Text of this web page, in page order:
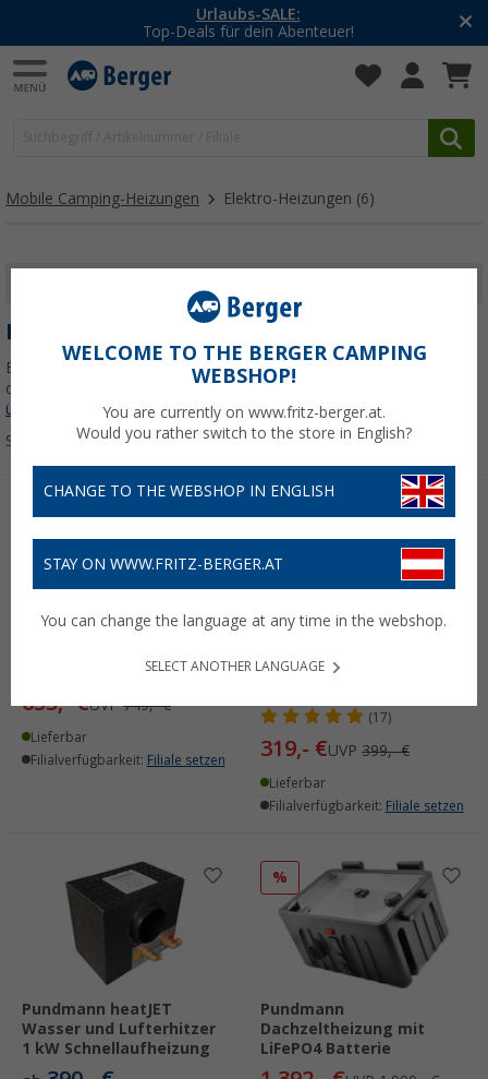
Urlaubs-SALE:
Top-Deals für dein Abenteuer!
Mobile Camping-Heizungen Elektro-Heizungen (6)
ELEKTRO-HEIZUNGEN
Entdecke leistungsstarke Elektroheizungen für Zelt, Wohnmobil
oder Vorzelt – effizient, mobil und sofort einsatzbereit.
über unsere KategorieElektro-Heizungenerfahren...
Sortieren:
%
Elektroheizung 230 V
655,- €UVP749,- €
Lieferbar
Filialverfügbarkeit: Filiale setzen
%
Zusatzheizung für S 3004
(17)
319,- €UVP 399,- €
Lieferbar
Filialverfügbarkeit: Filiale setzen
Pundmann heatJET
Wasser und Lufterhitzer
1 kW Schnellaufheizung
%
Pundmann
Dachzeltheizung mit
LiFePO4 Batterie
WELCOME TO THE BERGER CAMPING
WEBSHOP!
You are currently on www.fritz-berger.at.
Would you rather switch to the store in English?
CHANGE TO THE WEBSHOP IN ENGLISH
STAY ON WWW.FRITZ-BERGER.AT
You can change the language at any time in the webshop.
SELECT ANOTHER LANGUAGE